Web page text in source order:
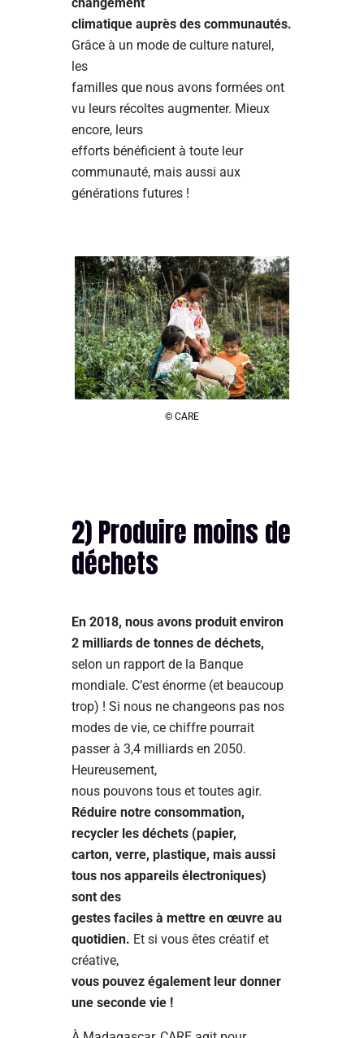
changement
climatique auprès des communautés.
Grâce à un mode de culture naturel,
les
familles que nous avons formées ont
vu leurs récoltes augmenter. Mieux
encore, leurs
efforts bénéficient à toute leur
communauté, mais aussi aux
générations futures !
© CARE
2) Produire moins de
déchets
En 2018, nous avons produit environ
2 milliards de tonnes de déchets,
selon un rapport de la Banque
mondiale. C’est énorme (et beaucoup
trop) ! Si nous ne changeons pas nos
modes de vie, ce chiffre pourrait
passer à 3,4 milliards en 2050.
Heureusement,
nous pouvons tous et toutes agir.
Réduire notre consommation,
recycler les déchets (papier,
carton, verre, plastique, mais aussi
tous nos appareils électroniques)
sont des
gestes faciles à mettre en œuvre au
quotidien. Et si vous êtes créatif et
créative,
vous pouvez également leur donner
une seconde vie !